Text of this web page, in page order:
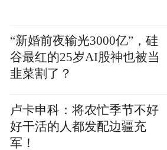
“新婚前夜输光3000亿”，硅
谷最红的25岁AI股神也被当
韭菜割了？
卢卡申科：将农忙季节不好
好干活的人都发配边疆充
军！